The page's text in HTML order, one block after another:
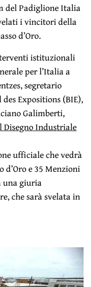
del Padiglione Italia
i vincitori della
d’Oro.
istituzionali
per l’Italia a
segretario
Expositions (BIE),
Galimberti,
Disegno Industriale
ufficiale che vedrà
d’Oro e 35 Menzioni
una giuria
che sarà svelata in